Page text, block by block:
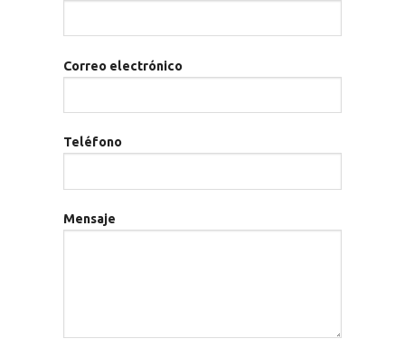
Correo electrónico
Teléfono
Mensaje